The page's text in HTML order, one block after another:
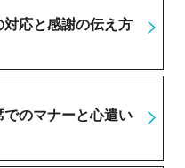
応と感謝の伝え方
のマナーと心遣い